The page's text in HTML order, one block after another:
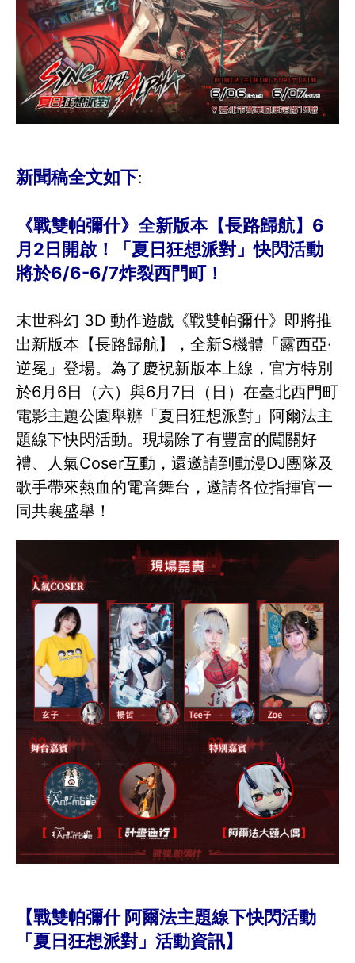
新聞稿全文如下:
《戰雙帕彌什》全新版本【長路歸航】6
月2日開啟！「夏日狂想派對」快閃活動
將於6/6-6/7炸裂西門町！
末世科幻 3D 動作遊戲《戰雙帕彌什》即將推
出新版本【長路歸航】，全新S機體「露西亞·
逆冕」登場。為了慶祝新版本上線，官方特別
於6月6日（六）與6月7日（日）在臺北西門町
電影主題公園舉辦「夏日狂想派對」阿爾法主
題線下快閃活動。現場除了有豐富的闖關好
禮、人氣Coser互動，還邀請到動漫DJ團隊及
歌手帶來熱血的電音舞台，邀請各位指揮官一
同共襄盛舉！
【戰雙帕彌什 阿爾法主題線下快閃活動
「夏日狂想派對」活動資訊】